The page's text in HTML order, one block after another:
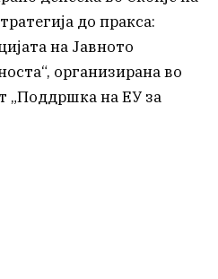
до пракса:
на Јавното
организирана во
„Поддршка на ЕУ за